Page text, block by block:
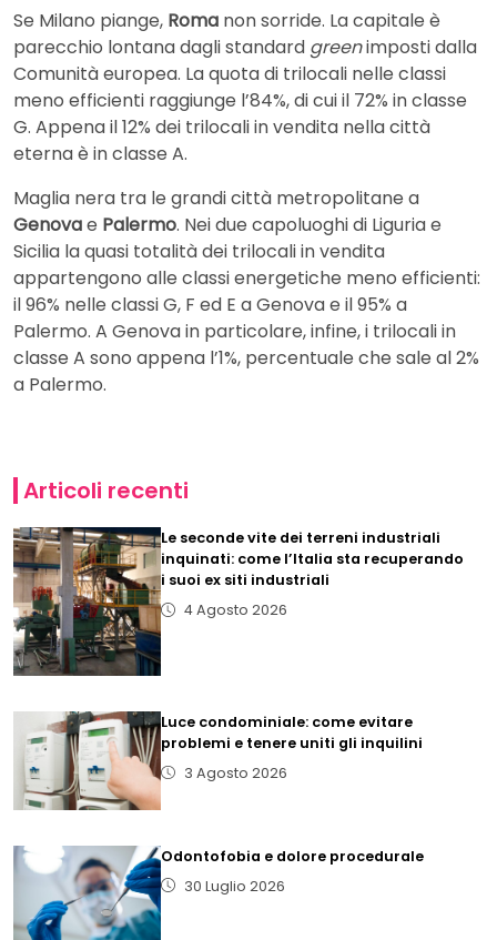
Se Milano piange, Roma non sorride. La capitale è
parecchio lontana dagli standard greenimposti dalla
Comunità europea. La quota di trilocali nelle classi
meno efficienti raggiunge l’84%, di cui il 72% in classe
G. Appena il 12% dei trilocali in vendita nella città
eterna è in classe A.
Maglia nera tra le grandi città metropolitane a
Genovae Palermo. Nei due capoluoghi di Liguria e
Sicilia la quasi totalità dei trilocali in vendita
appartengono alle classi energetiche meno efficienti:
il 96% nelle classi G, F ed E a Genova e il 95% a
Palermo. A Genova in particolare, infine, i trilocali in
classe A sono appena l’1%, percentuale che sale al 2%
a Palermo.
Articoli recenti
Le seconde vite dei terreni industriali
inquinati: come l’Italia sta recuperando
i suoi ex siti industriali
4 Agosto 2026
Luce condominiale: come evitare
problemi e tenere uniti gli inquilini
3 Agosto 2026
Odontofobia e dolore procedurale
30 Luglio 2026